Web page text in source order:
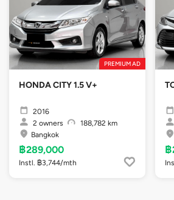
PREMIUM AD
HONDA CITY 1.5 V+
2016
2 owners
188,782 km
Bangkok
฿289,000
Instl. ฿3,744/mth
฿